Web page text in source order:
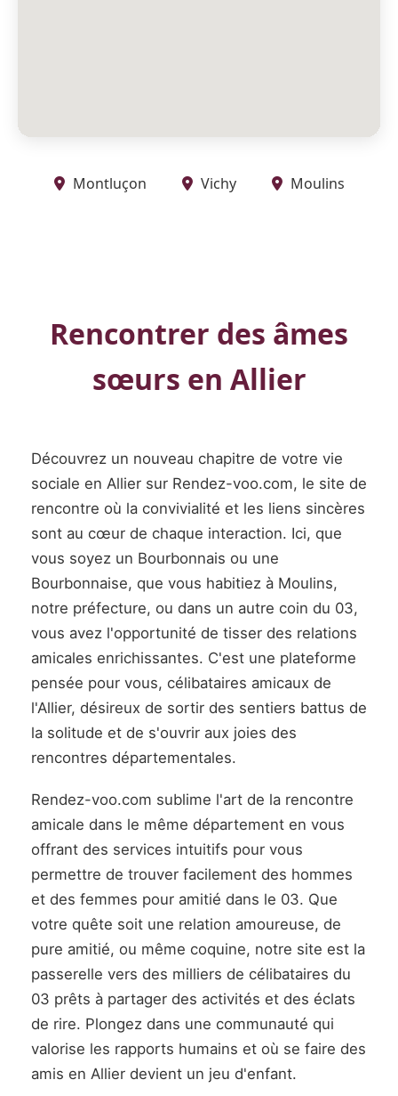
Montluçon Vichy Moulins
Rencontrer des âmes
sœurs en Allier
Découvrez un nouveau chapitre de votre vie
sociale en Allier sur Rendez-voo.com, le site de
rencontre où la convivialité et les liens sincères
sont au cœur de chaque interaction. Ici, que
vous soyez un Bourbonnais ou une
Bourbonnaise, que vous habitiez à Moulins,
notre préfecture, ou dans un autre coin du 03,
vous avez l'opportunité de tisser des relations
amicales enrichissantes. C'est une plateforme
pensée pour vous, célibataires amicaux de
l'Allier, désireux de sortir des sentiers battus de
la solitude et de s'ouvrir aux joies des
rencontres départementales.
Rendez-voo.com sublime l'art de la rencontre
amicale dans le même département en vous
offrant des services intuitifs pour vous
permettre de trouver facilement des hommes
et des femmes pour amitié dans le 03. Que
votre quête soit une relation amoureuse, de
pure amitié, ou même coquine, notre site est la
passerelle vers des milliers de célibataires du
03 prêts à partager des activités et des éclats
de rire. Plongez dans une communauté qui
valorise les rapports humains et où se faire des
amis en Allier devient un jeu d'enfant.